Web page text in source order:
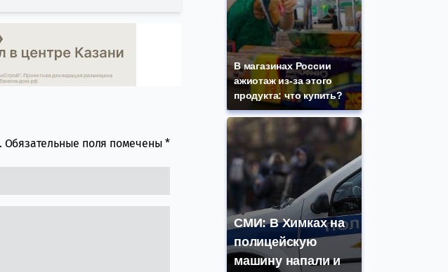
Обязательные поля помечены*
В магазинах России
ажиотаж из-за этого
продукта: что купить?
СМИ: В Химках на
полицейскую
машину напали и